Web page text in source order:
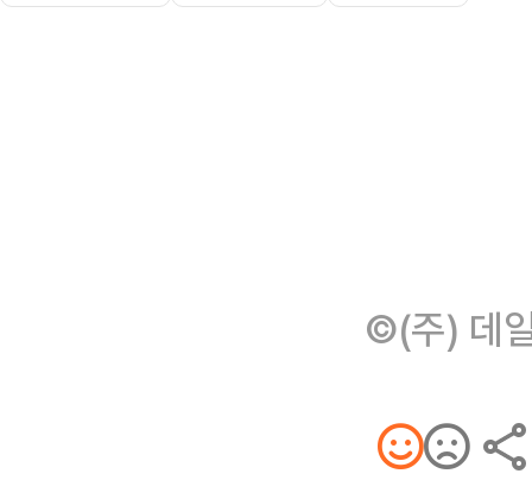
©(주) 데